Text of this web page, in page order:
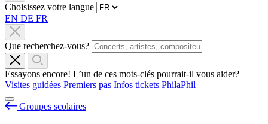
Choisissez votre langue
EN DE FR
Que recherchez-vous?
Essayons encore! L’un de ces mots-clés pourrait-il vous aider?
Visites guidées Premiers pas Infos tickets PhilaPhil
Groupes scolaires